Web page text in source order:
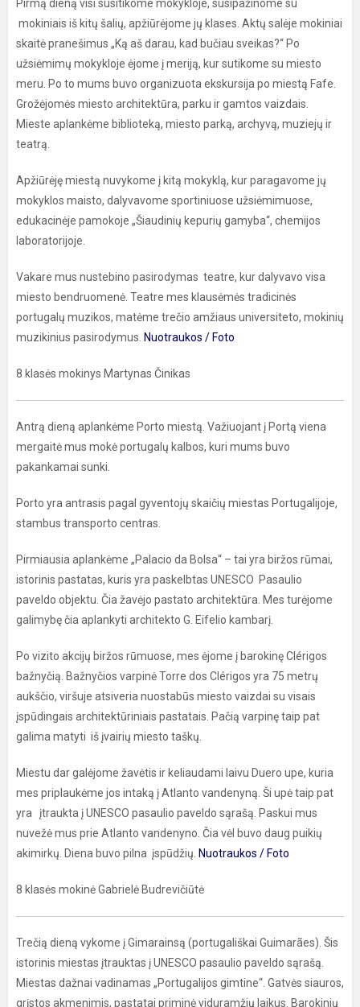
Pirmą dieną visi susitikome mokykloje, susipažinome su
mokiniais iš kitų šalių, apžiūrėjome jų klases. Aktų salėje mokiniai
skaitė pranešimus „Ką aš darau, kad bučiau sveikas?“ Po
užsiėmimų mokykloje ėjome į meriją, kur sutikome su miesto
meru. Po to mums buvo organizuota ekskursija po miestą Fafe.
Grožėjomės miesto architektūra, parku ir gamtos vaizdais.
Mieste aplankėme biblioteką, miesto parką, archyvą, muziejų ir
teatrą.
Apžiūrėję miestą nuvykome į kitą mokyklą, kur paragavome jų
mokyklos maisto, dalyvavome sportiniuose užsiėmimuose,
edukacinėje pamokoje „Šiaudinių kepurių gamyba“, chemijos
laboratorijoje.
Vakare mus nustebino pasirodymas teatre, kur dalyvavo visa
miesto bendruomenė. Teatre mes klausėmės tradicinės
portugalų muzikos, matėme trečio amžiaus universiteto, mokinių
muzikinius pasirodymus. Nuotraukos / Foto
8 klasės mokinys Martynas Činikas
Antrą dieną aplankėme Porto miestą. Važiuojant į Portą viena
mergaitė mus mokė portugalų kalbos, kuri mums buvo
pakankamai sunki.
Porto yra antrasis pagal gyventojų skaičių miestas Portugalijoje,
stambus transporto centras.
Pirmiausia aplankėme „Palacio da Bolsa“ – tai yra biržos rūmai,
istorinis pastatas, kuris yra paskelbtas UNESCO Pasaulio
paveldo objektu. Čia žavėjo pastato architektūra. Mes turėjome
galimybę čia aplankyti architekto G. Eifelio kambarį.
Po vizito akcijų biržos rūmuose, mes ėjome į barokinę Clérigos
bažnyčią. Bažnyčios varpinė Torre dos Clérigos yra 75 metrų
aukščio, viršuje atsiveria nuostabūs miesto vaizdai su visais
įspūdingais architektūriniais pastatais. Pačią varpinę taip pat
galima matyti iš įvairių miesto taškų.
Miestu dar galėjome žavėtis ir keliaudami laivu Duero upe, kuria
mes priplaukėme jos intaką į Atlanto vandenyną. Ši upė taip pat
yra įtraukta į UNESCO pasaulio paveldo sąrašą. Paskui mus
nuvežė mus prie Atlanto vandenyno. Čia vėl buvo daug puikių
akimirkų. Diena buvo pilna įspūdžių. Nuotraukos / Foto
8 klasės mokinė Gabrielė Budrevičiūtė
Trečią dieną vykome į Gimarainsą (portugališkai Guimarães). Šis
istorinis miestas įtrauktas į UNESCO pasaulio paveldo sąrašą.
Miestas dažnai vadinamas „Portugalijos gimtine“. Gatvės siauros,
grįstos akmenimis, pastatai priminė viduramžių laikus. Barokinių